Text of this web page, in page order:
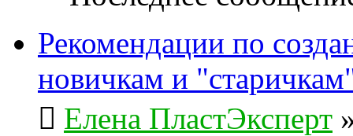
Рекомендации по
новичкам и
Елена ПластЭксперт